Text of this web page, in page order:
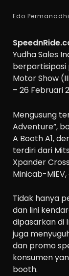
Edo
Yudha Sales
berpartisipasi
Motor Show
– 26 Februari
Mengusung
Adventure”,
A Booth A1,
terdiri dari
Xpander
Minicab-MiEV,
Tidak hanya
dan lini
dipasarkan di
juga
dan promo
konsumen
booth.